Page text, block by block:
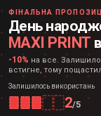
ФІНАЛЬНА
День
MAXI PRINT
-10% на все.
встигне, тому
Залишилось використань
2/5